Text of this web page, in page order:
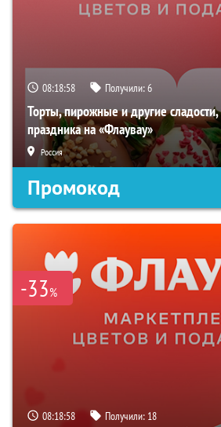
08:18:56 Получили:6
Торты, пирожные и другие
праздника на «Флаувау»
Россия
Промокод
-33%
08:18:56 Получили: 18